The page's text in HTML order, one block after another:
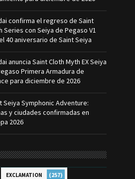
confirma el regreso de Saint
Series con Seiya de Pegaso V1
40 aniversario de Saint Seiya
anuncia Saint Cloth Myth EX Seiya
Primera Armadura de
para diciembre de 2026
Seiya Symphonic Adventure:
y ciudades confirmadas en
2026
EXCLAMATION (257)